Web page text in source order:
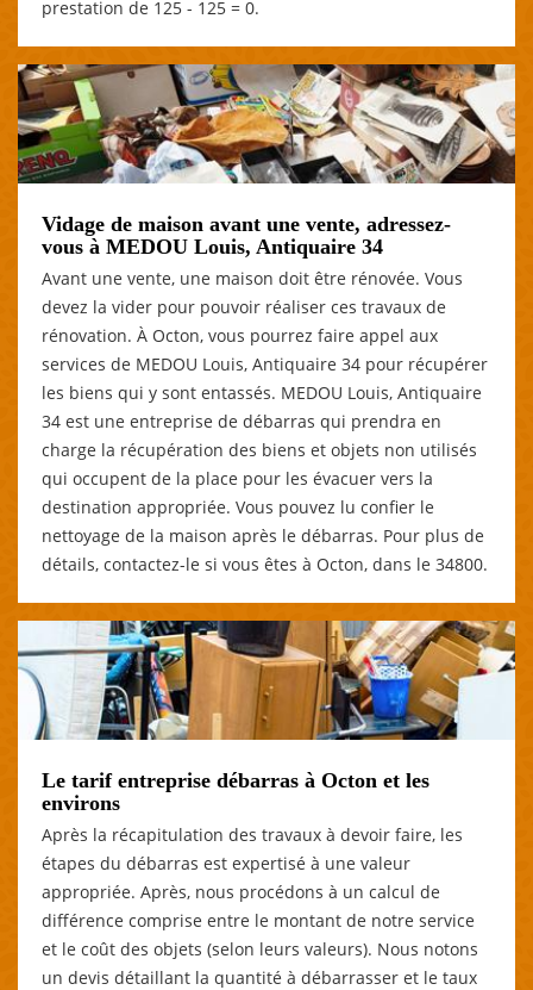
prestation de 125 - 125 = 0.
Vidage de maison avant une vente, adressez-
vous à MEDOU Louis, Antiquaire 34
Avant une vente, une maison doit être rénovée. Vous
devez la vider pour pouvoir réaliser ces travaux de
rénovation. À Octon, vous pourrez faire appel aux
services de MEDOU Louis, Antiquaire 34 pour récupérer
les biens qui y sont entassés. MEDOU Louis, Antiquaire
34 est une entreprise de débarras qui prendra en
charge la récupération des biens et objets non utilisés
qui occupent de la place pour les évacuer vers la
destination appropriée. Vous pouvez lu confier le
nettoyage de la maison après le débarras. Pour plus de
détails, contactez-le si vous êtes à Octon, dans le 34800.
Le tarif entreprise débarras à Octon et les
environs
Après la récapitulation des travaux à devoir faire, les
étapes du débarras est expertisé à une valeur
appropriée. Après, nous procédons à un calcul de
différence comprise entre le montant de notre service
et le coût des objets (selon leurs valeurs). Nous notons
un devis détaillant la quantité à débarrasser et le taux